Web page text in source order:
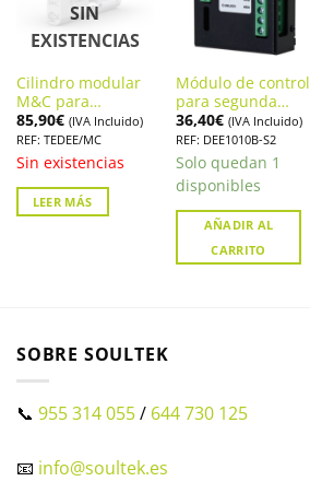
SIN
EXISTENCIAS
Cilindro modular
M&C para
cerradura Tedee.
TEDEE/MC
85,90€ (IVA Incluido)
REF: TEDEE/MC
Sin existencias
LEER MÁS
Módulo de control
para segunda
puerta en
Videoporteros
12Vdc DAHUA.
DEE1010B-S2
36,40€ (IVA Incluido)
REF: DEE1010B-S2
Solo quedan 1
disponibles
AÑADIR AL
CARRITO
SOBRE SOULTEK
📞 955 314 055/ 644 730 125
📧 info@soultek.es